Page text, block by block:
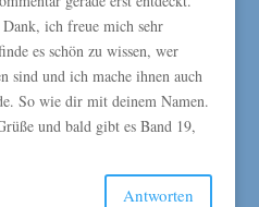
ich freue mich sehr
es schön zu wissen, wer
sind und ich mache ihnen auch
So wie dir mit deinem Namen.
und bald gibt es Band 19,
Antworten